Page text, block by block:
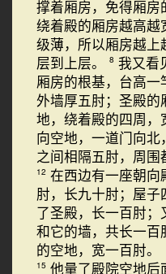
撑着厢房，免得厢房
绕着殿的厢房越高
级薄，所以厢房越
层到上层。
8 我又看
厢房的根基，台高一
外墙厚五肘；圣殿
地，绕着殿的四周，
向空地，一道门向
之间相隔五肘，周围
12 在西边有一座朝向
肘，长九十肘；屋子
了圣殿，长一百肘
和它的墙，共长一百
的空地，宽一百肘。
15 他量了殿院空地后